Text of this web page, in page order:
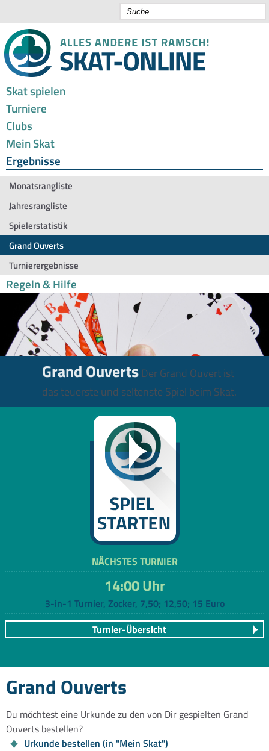
Skat spielen
Turniere
Clubs
Mein Skat
Ergebnisse
Monatsrangliste
Jahresrangliste
Spielerstatistik
Grand Ouverts
Turnierergebnisse
Regeln & Hilfe
Grand OuvertsDer Grand Ouvert ist
das teuerste und seltenste Spiel beim Skat.
NÄCHSTES TURNIER
14:00 Uhr
3-in-1 Turnier, Zocker, 7,50; 12,50; 15 Euro
Turnier-Übersicht
Grand Ouverts
Du möchtest eine Urkunde zu den von Dir gespielten Grand
Ouverts bestellen?
Urkunde bestellen (in "Mein Skat")